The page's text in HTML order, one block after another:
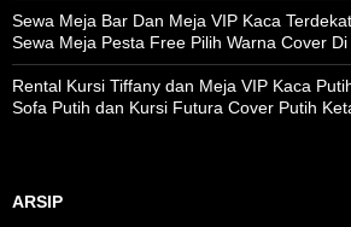
Sewa Meja Bar Dan Meja VIP Kaca
Sewa Meja Pesta Free Pilih Warna Cover
Rental Kursi Tiffany dan Meja VIP Kaca
Sofa Putih dan Kursi Futura Cover Putih
ARSIP